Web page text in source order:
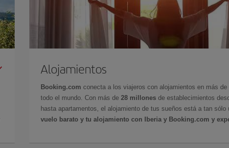
Alojamientos
Booking.com conecta a los viajeros con alojamientos en más
todo el mundo. Con más de 28 millones de establecimientos
hasta apartamentos, el alojamiento de tus sueños está a tan sólo
vuelo barato y tu alojamiento con Iberia y Booking.com y